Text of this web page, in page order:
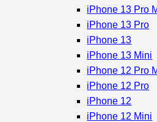
iPhone 13 Pro
iPhone 13 Pro
iPhone 13
iPhone 13 Mini
iPhone 12 Pro
iPhone 12 Pro
iPhone 12
iPhone 12 Mini